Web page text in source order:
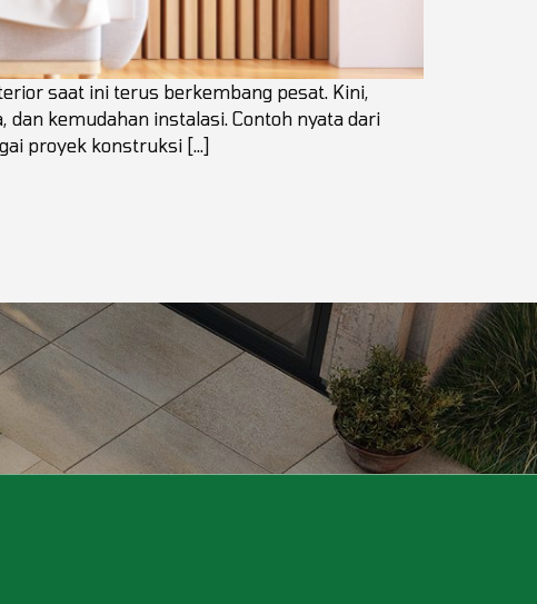
saat ini terus berkembang pesat. Kini,
kemudahan instalasi. Contoh nyata dari
proyek konstruksi […]